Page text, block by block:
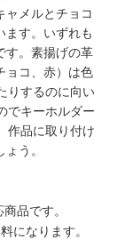
ャメルとチョコ
ます。いずれも
す。素揚げの革
ョコ、赤）は色
りするのに向い
でキーホルダー
作品に取り付け
う。
品です。
になります。